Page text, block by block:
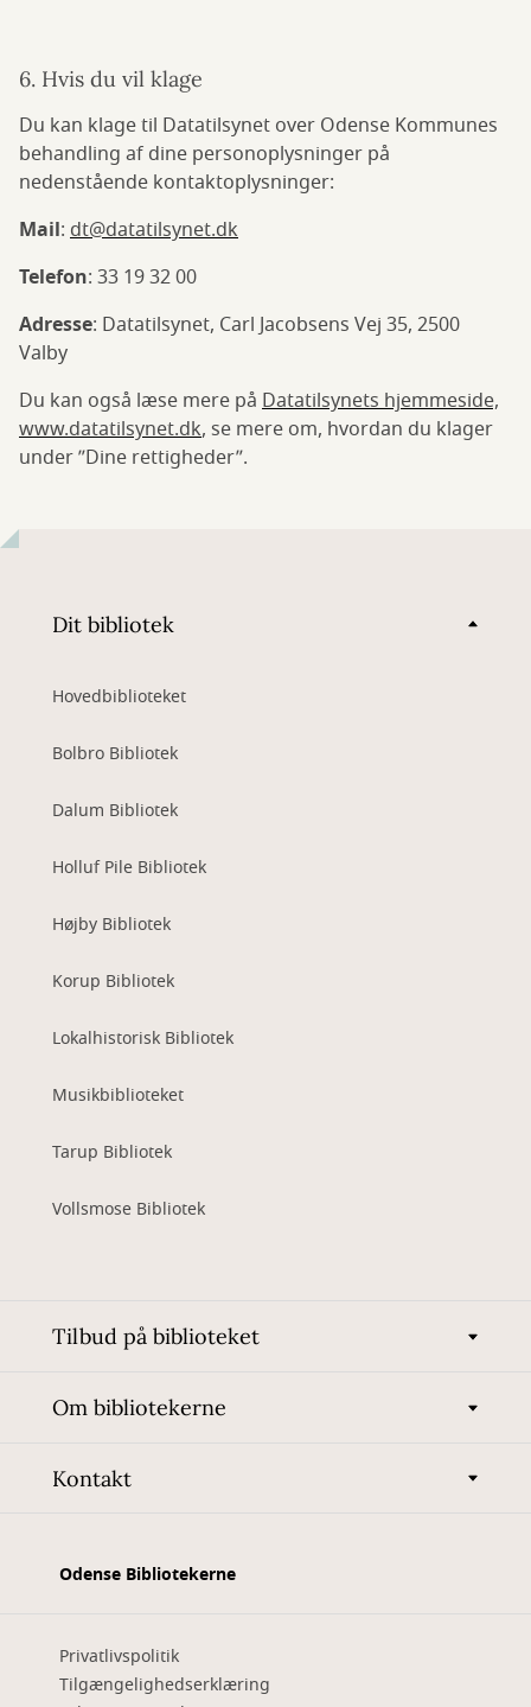
6. Hvis du vil klage
Du kan klage til Datatilsynet over Odense Kommunes
behandling af dine personoplysninger på
nedenstående kontaktoplysninger:
Mail: dt@datatilsynet.dk
Telefon: 33 19 32 00
Adresse: Datatilsynet, Carl Jacobsens Vej 35, 2500
Valby
Du kan også læse mere på Datatilsynets hjemmeside,
www.datatilsynet.dk, se mere om, hvordan du klager
under ”Dine rettigheder”.
Dit bibliotek
Hovedbiblioteket
Bolbro Bibliotek
Dalum Bibliotek
Holluf Pile Bibliotek
Højby Bibliotek
Korup Bibliotek
Lokalhistorisk Bibliotek
Musikbiblioteket
Tarup Bibliotek
Vollsmose Bibliotek
Tilbud på biblioteket
Om bibliotekerne
Kontakt
Odense Bibliotekerne
Privatlivspolitik
Tilgængelighedserklæring